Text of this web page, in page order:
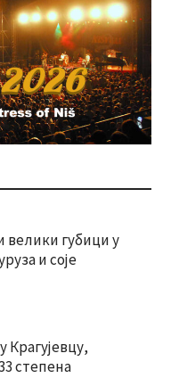
велики губици у
и соје
Крагујевцу,
степена